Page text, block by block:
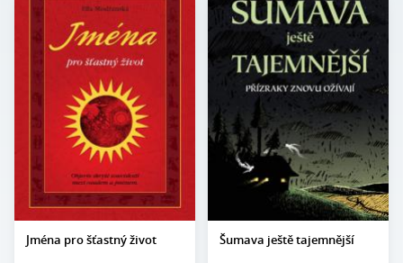
Jména pro šťastný život
Ella Modřanská
Edice:
mimo edice
Počet stran:
248
A5 (145 x 205)
V2 (brožovaná)
Obrazová část:
N/A
Datum vydání:
12. 12. 2024
Šumava ještě tajemnější
Autor:
Veronika
Rubínková
Edice:
mimo edice
Počet stran:
184
Formát:
130 x 180
V8a (pevná)
Obrazová
část:
čb ilustrace
Datum vydání:
24. 11. 2010